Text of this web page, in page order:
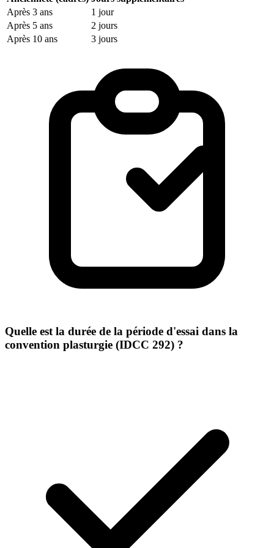
Après 3 ans
1 jour
Après 5 ans
2 jours
Après 10 ans
3 jours
Quelle est la durée de la période d'essai dans la
convention plasturgie (IDCC 292) ?